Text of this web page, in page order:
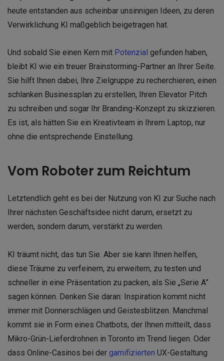
heute entstanden aus scheinbar unsinnigen Ideen, zu deren
Verwirklichung KI maßgeblich beigetragen hat.
Und sobald Sie einen Kern mit Potenzial gefunden haben,
bleibt KI wie ein treuer Brainstorming-Partner an Ihrer Seite.
Sie hilft Ihnen dabei, Ihre Zielgruppe zu recherchieren, einen
schlanken Businessplan zu erstellen, Ihren Elevator Pitch
zu schreiben und sogar Ihr Branding-Konzept zu skizzieren.
Es ist, als hätten Sie ein Kreativteam in Ihrem Laptop, nur
ohne die entsprechende Einstellung.
Vom Roboter zum Reichtum
Letztendlich geht es bei der Nutzung von KI zur Suche nach
Ihrer nächsten Geschäftsidee nicht darum, ersetzt zu
werden, sondern darum, verstärkt zu werden.
KI träumt nicht, das tun Sie. Aber sie kann Ihnen helfen,
diese Träume zu verfeinern, zu erweitern, zu testen und
schneller in eine Präsentation zu packen, als Sie „Serie A”
sagen können. Denken Sie daran: Inspiration kommt nicht
immer mit Donnerschlägen und Geistesblitzen. Manchmal
kommt sie in Form eines Chatbots, der Ihnen mitteilt, dass
Mikro-Grün-Lieferdrohnen in Toronto im Trend liegen. Oder
dass Online-Casinos bei der gamifizierten UX-Gestaltung